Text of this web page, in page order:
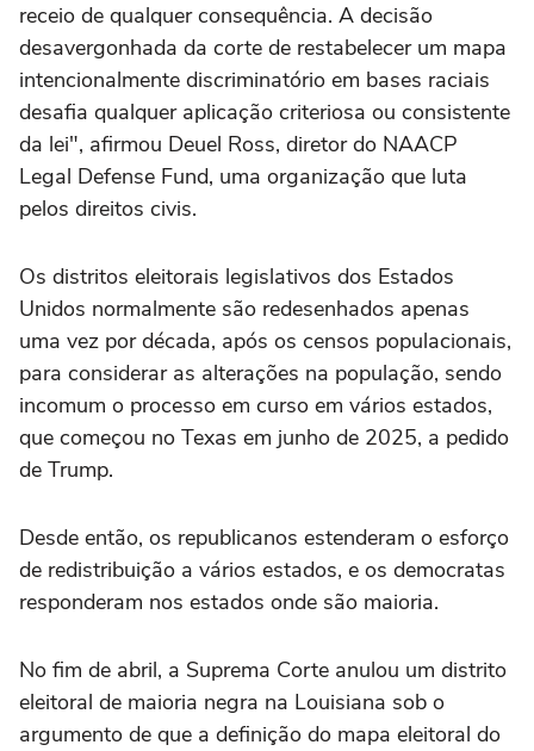
receio de qualquer consequência. A decisão
desavergonhada da corte de restabelecer um mapa
intencionalmente discriminatório em bases raciais
desafia qualquer aplicação criteriosa ou consistente
da lei", afirmou Deuel Ross, diretor do NAACP
Legal Defense Fund, uma organização que luta
pelos direitos civis.
Os distritos eleitorais legislativos dos Estados
Unidos normalmente são redesenhados apenas
uma vez por década, após os censos populacionais,
para considerar as alterações na população, sendo
incomum o processo em curso em vários estados,
que começou no Texas em junho de 2025, a pedido
de Trump.
Desde então, os republicanos estenderam o esforço
de redistribuição a vários estados, e os democratas
responderam nos estados onde são maioria.
No fim de abril, a Suprema Corte anulou um distrito
eleitoral de maioria negra na Louisiana sob o
argumento de que a definição do mapa eleitoral do